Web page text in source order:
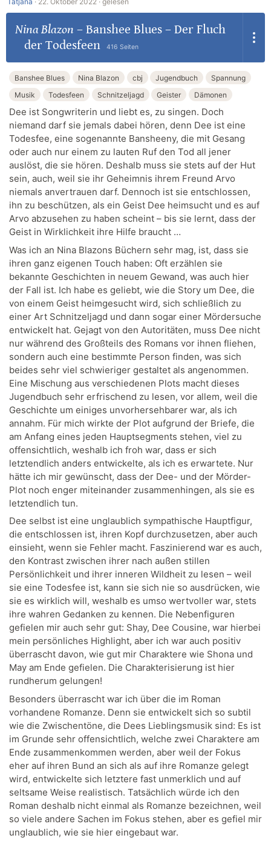
Nina Blazon – Banshee Blues – Der Fluch
der Todesfeen
416 Seiten
Banshee Blues Nina Blazon cbj Jugendbuch
Spannung
Musik
Todesfeen Schnitzeljagd Geister Dämonen
Dee ist Songwriterin und liebt es, zu singen. Doch
niemand darf sie jemals dabei hören, denn Dee ist eine
Todesfee, eine sogenannte Bansheeny, die mit Gesang
oder auch nur einem zu lauten Ruf den Tod all jener
auslöst, die sie hören. Deshalb muss sie stets auf der Hut
sein, auch, weil sie ihr Geheimnis ihrem Freund Arvo
niemals anvertrauen darf. Dennoch ist sie entschlossen,
ihn zu beschützen, als ein Geist Dee heimsucht und es auf
Arvo abzusehen zu haben scheint – bis sie lernt, dass der
Geist in Wirklichkeit ihre Hilfe braucht …
Was ich an Nina Blazons Büchern sehr mag, ist, dass sie
ihren ganz eigenen Touch haben: Oft erzählen sie
bekannte Geschichten in neuem Gewand, was auch hier
der Fall ist. Ich habe es geliebt, wie die Story um Dee, die
von einem Geist heimgesucht wird, sich schließlich zu
einer Art Schnitzeljagd und dann sogar einer Mördersuche
entwickelt hat. Gejagt von den Autoritäten, muss Dee nicht
nur während des Großteils des Romans vor ihnen fliehen,
sondern auch eine bestimmte Person finden, was sich
beides sehr viel schwieriger gestaltet als angenommen.
Eine Mischung aus verschiedenen Plots macht dieses
Jugendbuch sehr erfrischend zu lesen, vor allem, weil die
Geschichte um einiges unvorhersehbarer war, als ich
annahm. Für mich wirkte der Plot aufgrund der Briefe, die
am Anfang eines jeden Hauptsegments stehen, viel zu
offensichtlich, weshalb ich froh war, dass er sich
letztendlich anders entwickelte, als ich es erwartete. Nur
hätte ich mir gewünscht, dass der Dee- und der Mörder-
Plot noch enger miteinander zusammenhingen, als sie es
letztendlich tun.
Dee selbst ist eine unglaublich sympathische Hauptfigur,
die entschlossen ist, ihren Kopf durchzusetzen, aber auch
einsieht, wenn sie Fehler macht. Faszinierend war es auch,
den Kontrast zwischen ihrer nach außen stillen
Persönlichkeit und ihrer inneren Wildheit zu lesen – weil
sie eine Todesfee ist, kann sie sich nie so ausdrücken, wie
sie es wirklich will, weshalb es umso wertvoller war, stets
ihre wahren Gedanken zu kennen. Die Nebenfiguren
gefielen mir auch sehr gut: Shay, Dee Cousine, war hierbei
mein persönliches Highlight, aber ich war auch positiv
überrascht davon, wie gut mir Charaktere wie Shona und
May am Ende gefielen. Die Charakterisierung ist hier
rundherum gelungen!
Besonders überrascht war ich über die im Roman
vorhandene Romanze. Denn sie entwickelt sich so subtil
wie die Zwischentöne, die Dees Lieblingsmusik sind: Es ist
im Grunde sehr offensichtlich, welche zwei Charaktere am
Ende zusammenkommen werden, aber weil der Fokus
eher auf ihren Bund an sich als auf ihre Romanze gelegt
wird, entwickelte sich letztere fast unmerklich und auf
seltsame Weise realistisch. Tatsächlich würde ich den
Roman deshalb nicht einmal als Romanze bezeichnen, weil
so viele andere Sachen im Fokus stehen, aber es gefiel mir
unglaublich, wie sie hier eingebaut war.